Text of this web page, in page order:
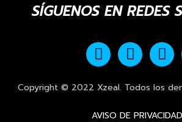
SÍGUENOS EN REDES
Copyright © 2022 Xzeal. Todos los
AVISO DE PRIVACIDAD